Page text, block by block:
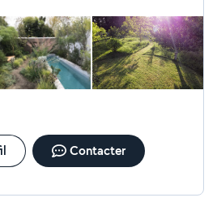
interrogations et de réaliser
Contacter